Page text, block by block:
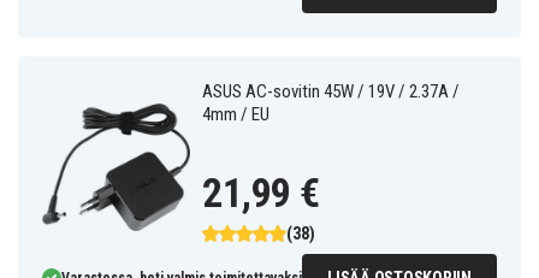
ASUS AC-sovitin 45W / 19V / 2.37A /
4mm / EU
(38)
21,99 €